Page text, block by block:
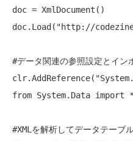
doc = XmlDocument()
doc.Load( "http://
#データ関連の参照設定とイン
clr.AddReference(
from System.Data import *
#XMLを解析してデータテーブ